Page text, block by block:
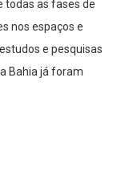
todas as fases de
nos espaços e
e pesquisas
Bahia já foram